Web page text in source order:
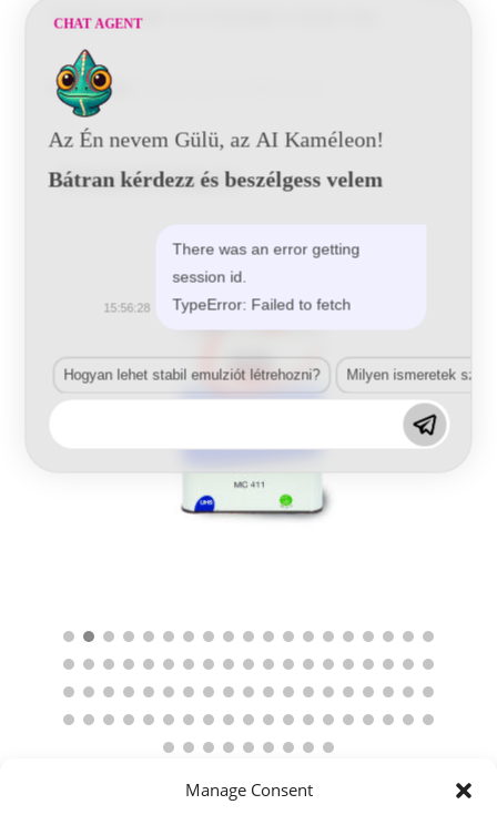
Manage Consent
fedőképességét, és tisztaságát mutatja meg.
Kategóriák:
Related Products
CHAT AGENT
Az Én nevem Gülü, az AI Kaméleon!
Bátran kérdezz és beszélgess velem
There was an error getting
session id.
TypeError: Failed to fetch
15:56:28
Hogyan lehet stabil emulziót létrehozni? Milyen ismeretek